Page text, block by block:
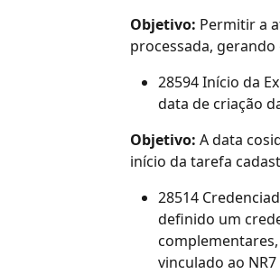
Objetivo: Permitir a
processada,
28594 Início da
data de criação
Objetivo: A data
início da tarefa
28514
definido um
vinculado ao